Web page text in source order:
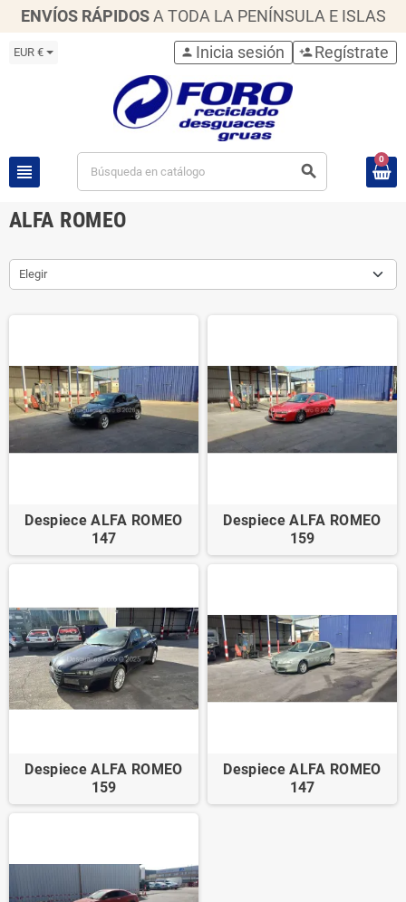
ENVÍOS RÁPIDOS A TODA LA PENÍNSULA E ISLAS
EUR €
view_headline search
person Inicia sesión person_add Regístrate
0
ALFA ROMEO
Elegir
Despiece ALFA ROMEO
147
Despiece ALFA ROMEO
159
Despiece ALFA ROMEO
159
Despiece ALFA ROMEO
147